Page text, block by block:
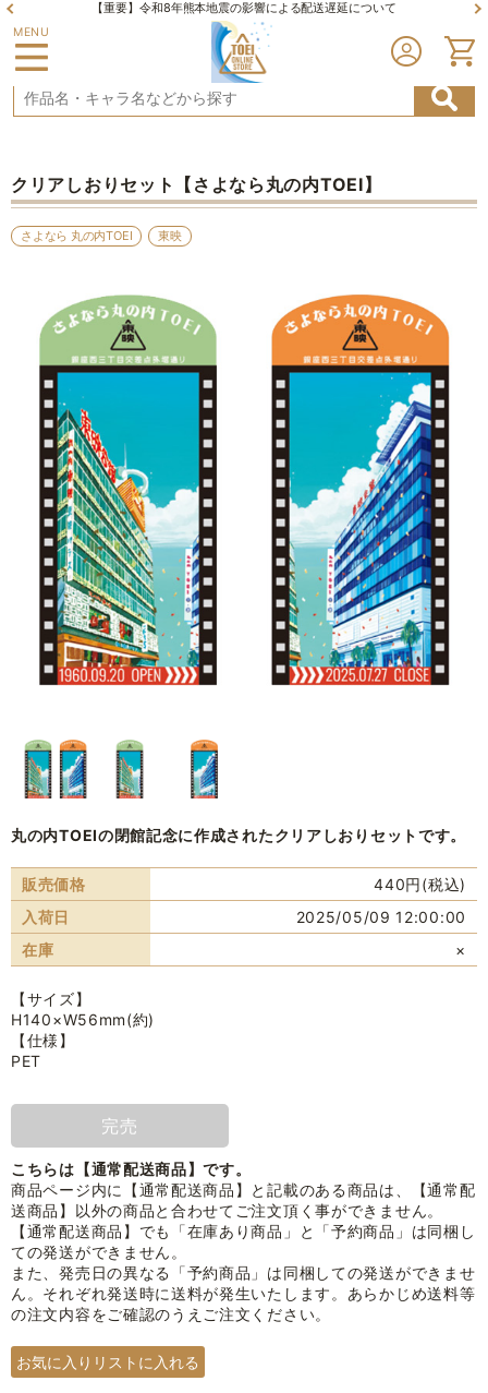
【重要】令和8年熊本地震の影響による配送遅延について
MENU
クリアしおりセット【さよなら丸の内TOEI】
さよなら 丸の内TOEI 東映
丸の内TOEIの閉館記念に作成されたクリアしおりセットです。
販売価格
440円(税込)
入荷日
2025/05/09 12:00:00
在庫
×
【サイズ】
H140×W56mm(約)
【仕様】
PET
完売
こちらは【通常配送商品】です。
商品ページ内に【通常配送商品】と記載のある商品は、【通常配
送商品】以外の商品と合わせてご注文頂く事ができません。
【通常配送商品】でも「在庫あり商品」と「予約商品」は同梱し
ての発送ができません。
また、発売日の異なる「予約商品」は同梱しての発送ができませ
ん。それぞれ発送時に送料が発生いたします。あらかじめ送料等
の注文内容をご確認のうえご注文ください。